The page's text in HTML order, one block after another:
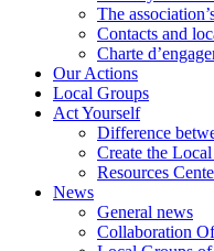
The
Contacts and
Charte
Our Actions
Local Groups
Act Yourself
Difference
Create the
Resources
News
General news
Collaboration